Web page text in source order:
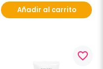
Añadir al carrito
favorite_border